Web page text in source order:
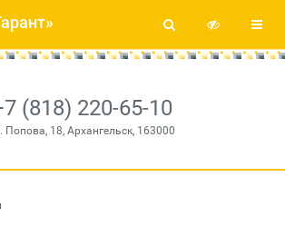
(818) 220-65-10
Попова, 18, Архангельск, 163000